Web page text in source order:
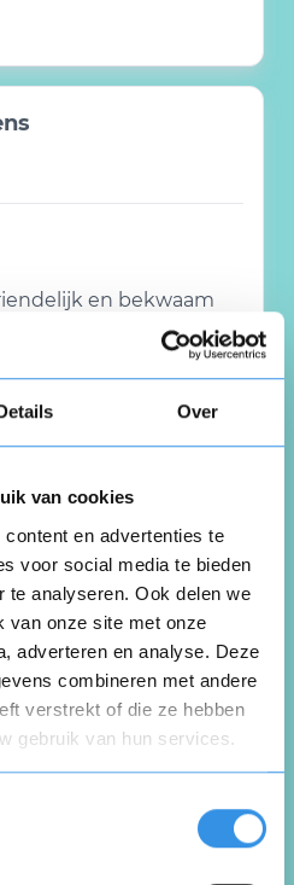
Over
van cookies
en advertenties te
voor social media te bieden
te analyseren. Ook delen we
van onze site met onze
adverteren en analyse. Deze
combineren met andere
verstrekt of die ze hebben
gebruik van hun services.
en bekwaam